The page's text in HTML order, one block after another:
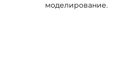
моделирование.